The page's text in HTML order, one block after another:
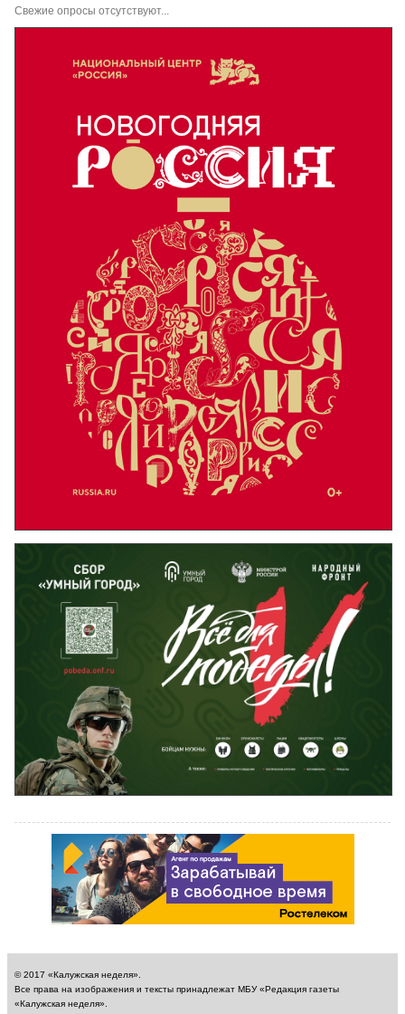
Свежие опросы отсутствуют...
© 2017 «Калужская неделя».
Все права на изображения и тексты принадлежат МБУ «Редакция газеты
«Калужская неделя».